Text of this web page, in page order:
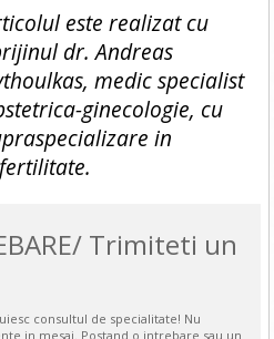
este realizat cu
dr. Andreas
medic specialist
ginecologie, cu
in
Trimiteti un
consultul de specialitate! Nu
in mesaj. Postand o intrebare sau un